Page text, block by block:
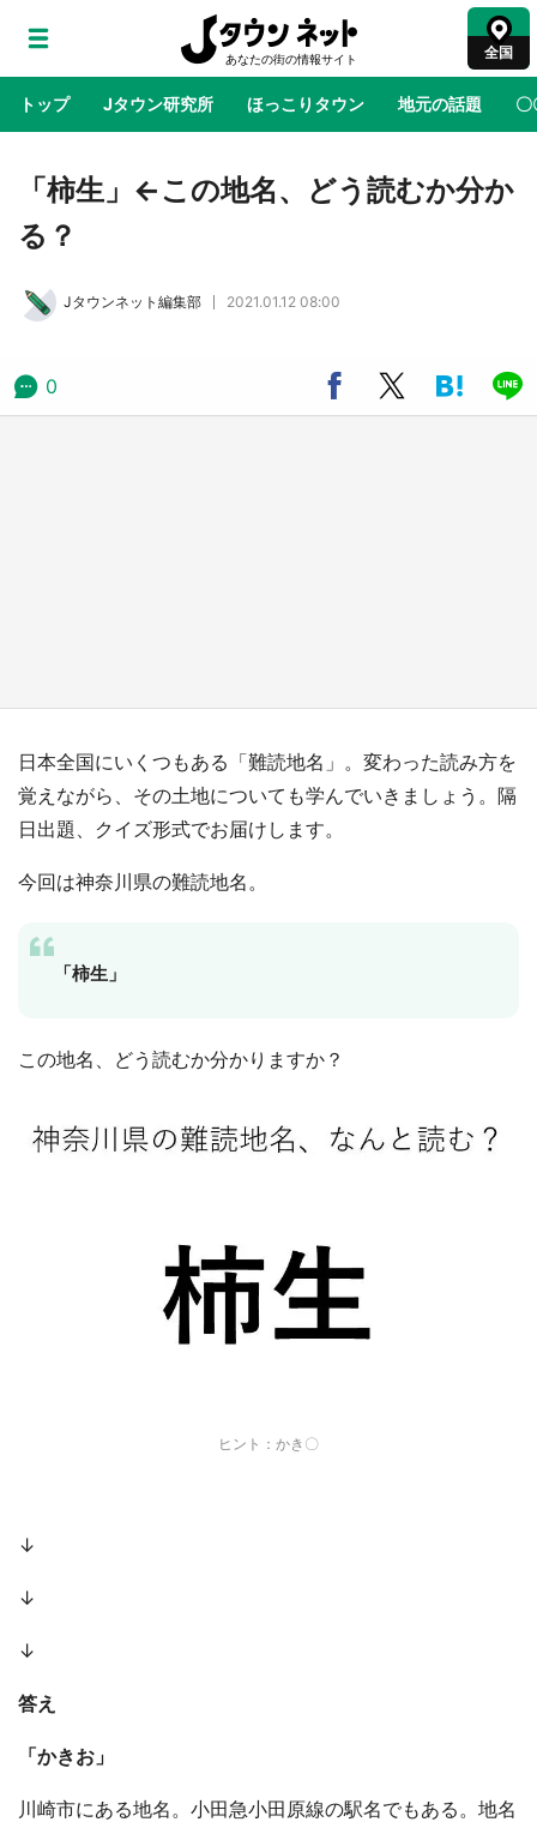
全国
トップ Jタウン研究所 ほっこりタウン 地元の話題 〇
地域×二次元 絶景 あの時はありがとう 物語がはじ
太郎グッズ買える 銀座・博品館TOY PARKへ
ラプラス・ダークネスが栃木県を征服！？ 県
公式プロモ動画で「聖地」が生産されてます
「柿生」←この地名、どう読むか分か
る？
Jタウンネット編集部 2021.01.12 08:00
0
日本全国にいくつもある「難読地名」。変わった読み方を
覚えながら、その土地についても学んでいきましょう。隔
日出題、クイズ形式でお届けします。
今回は神奈川県の難読地名。
「柿生」
この地名、どう読むか分かりますか？
ヒント：かき〇
↓
↓
↓
答え
「かきお」
川崎市にある地名。小田急小田原線の駅名でもある。地名